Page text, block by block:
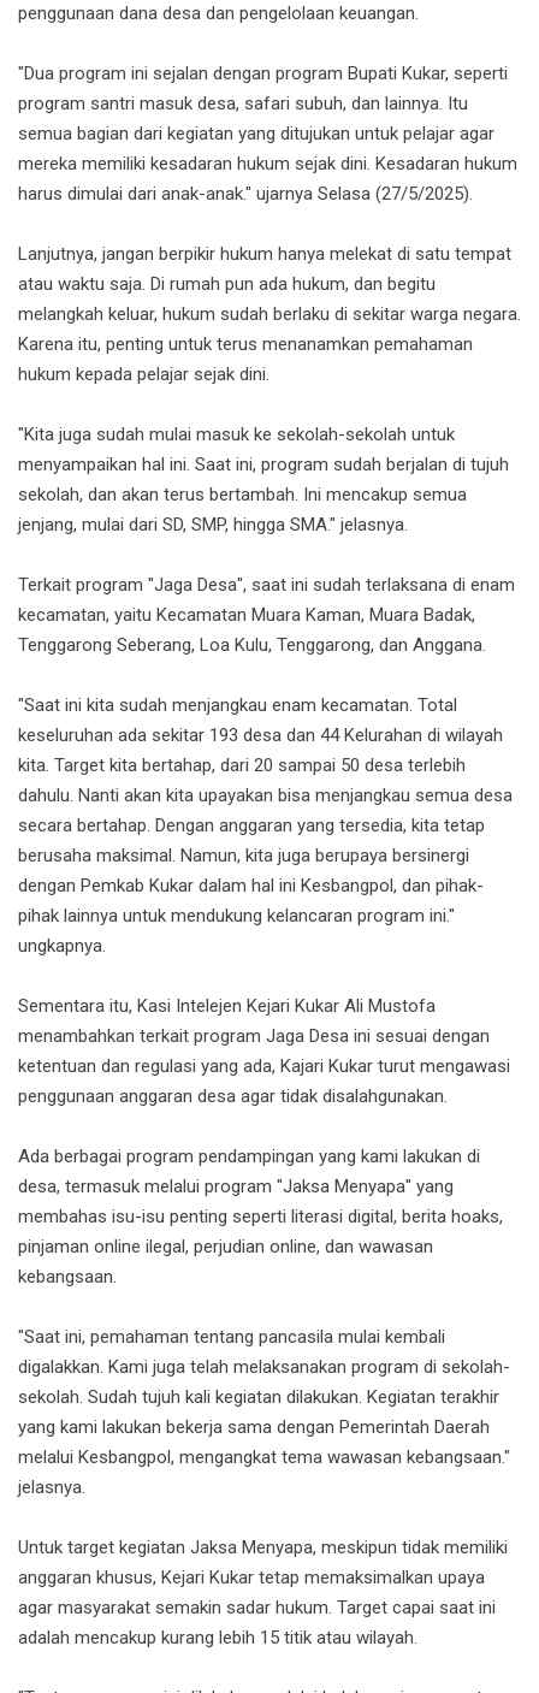
penggunaan dana desa dan pengelolaan keuangan.
"Dua program ini sejalan dengan program Bupati Kukar, seperti
program santri masuk desa, safari subuh, dan lainnya. Itu
semua bagian dari kegiatan yang ditujukan untuk pelajar agar
mereka memiliki kesadaran hukum sejak dini. Kesadaran hukum
harus dimulai dari anak-anak." ujarnya Selasa (27/5/2025).
Lanjutnya, jangan berpikir hukum hanya melekat di satu tempat
atau waktu saja. Di rumah pun ada hukum, dan begitu
melangkah keluar, hukum sudah berlaku di sekitar warga negara.
Karena itu, penting untuk terus menanamkan pemahaman
hukum kepada pelajar sejak dini.
"Kita juga sudah mulai masuk ke sekolah-sekolah untuk
menyampaikan hal ini. Saat ini, program sudah berjalan di tujuh
sekolah, dan akan terus bertambah. Ini mencakup semua
jenjang, mulai dari SD, SMP, hingga SMA." jelasnya.
Terkait program "Jaga Desa", saat ini sudah terlaksana di enam
kecamatan, yaitu Kecamatan Muara Kaman, Muara Badak,
Tenggarong Seberang, Loa Kulu, Tenggarong, dan Anggana.
"Saat ini kita sudah menjangkau enam kecamatan. Total
keseluruhan ada sekitar 193 desa dan 44 Kelurahan di wilayah
kita. Target kita bertahap, dari 20 sampai 50 desa terlebih
dahulu. Nanti akan kita upayakan bisa menjangkau semua desa
secara bertahap. Dengan anggaran yang tersedia, kita tetap
berusaha maksimal. Namun, kita juga berupaya bersinergi
dengan Pemkab Kukar dalam hal ini Kesbangpol, dan pihak-
pihak lainnya untuk mendukung kelancaran program ini."
ungkapnya.
Sementara itu, Kasi Intelejen Kejari Kukar Ali Mustofa
menambahkan terkait program Jaga Desa ini sesuai dengan
ketentuan dan regulasi yang ada, Kajari Kukar turut mengawasi
penggunaan anggaran desa agar tidak disalahgunakan.
Ada berbagai program pendampingan yang kami lakukan di
desa, termasuk melalui program "Jaksa Menyapa" yang
membahas isu-isu penting seperti literasi digital, berita hoaks,
pinjaman online ilegal, perjudian online, dan wawasan
kebangsaan.
"Saat ini, pemahaman tentang pancasila mulai kembali
digalakkan. Kami juga telah melaksanakan program di sekolah-
sekolah. Sudah tujuh kali kegiatan dilakukan. Kegiatan terakhir
yang kami lakukan bekerja sama dengan Pemerintah Daerah
melalui Kesbangpol, mengangkat tema wawasan kebangsaan."
jelasnya.
Untuk target kegiatan Jaksa Menyapa, meskipun tidak memiliki
anggaran khusus, Kejari Kukar tetap memaksimalkan upaya
agar masyarakat semakin sadar hukum. Target capai saat ini
adalah mencakup kurang lebih 15 titik atau wilayah.